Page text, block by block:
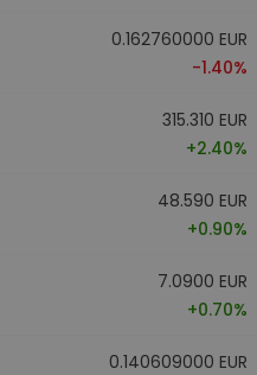
0.162760000 EUR
-1.40%
315.310 EUR
+2.40%
48.590 EUR
+0.90%
7.0900 EUR
+0.70%
0.140609000 EUR